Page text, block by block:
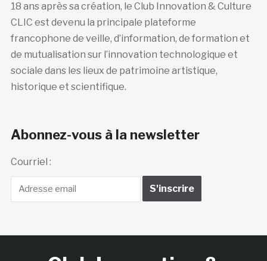
18 ans après sa création, le Club Innovation & Culture
CLIC est devenu la principale plateforme
francophone de veille, d’information, de formation et
de mutualisation sur l’innovation technologique et
sociale dans les lieux de patrimoine artistique,
historique et scientifique.
Abonnez-vous à la newsletter
Courriel :